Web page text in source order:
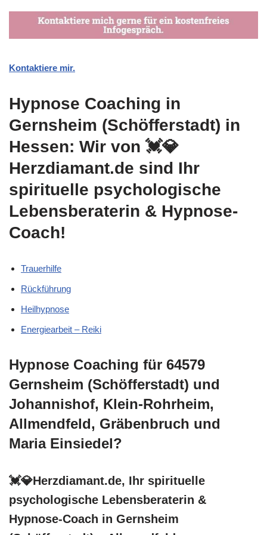
Kontaktiere mir.
Hypnose Coaching in
Gernsheim (Schöfferstadt) in
Hessen: Wir von 💓️💎
Herzdiamant.de sind Ihr
spirituelle psychologische
Lebensberaterin & Hypnose-
Coach!
Trauerhilfe
Rückführung
Heilhypnose
Energiearbeit – Reiki
Hypnose Coaching für 64579
Gernsheim (Schöfferstadt) und
Johannishof, Klein-Rohrheim,
Allmendfeld, Gräbenbruch und
Maria Einsiedel?
💓️💎Herzdiamant.de, Ihr spirituelle
psychologische Lebensberaterin &
Hypnose-Coach in Gernsheim